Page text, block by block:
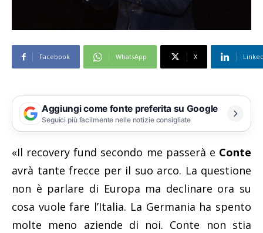
Facebook WhatsApp X
Aggiungi come fonte preferita su Google
Seguici più facilmente nelle notizie consigliate
«Il recovery fund secondo me passerà e Conte
avrà tante frecce per il suo arco. La questione
non è parlare di Europa ma declinare ora su
cosa vuole fare l’Italia. La Germania ha spento
molte meno aziende di noi. Conte non stia